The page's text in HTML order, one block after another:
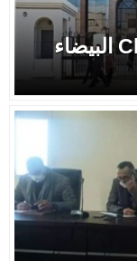
أمن “أنفا” يضع حد لعصابة Clio البيضاء